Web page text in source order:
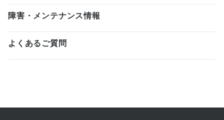
障害・メンテナンス情報
よくあるご質問